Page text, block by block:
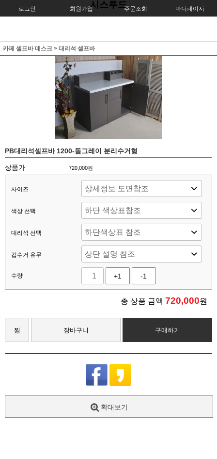
로그인 회원가입 주문조회 마이페이지
시스투드
카페 셀프바 데스크 > 대리석 셀프바
PB대리석셀프바 1200-돌그레이 분리수거형
상품가 720,000원
사이즈
색상 선택
대리석 선택
컵수거 유무
수량 +1 -1
총 상품 금액 720,000원
찜 장바구니 구매하기
확대보기